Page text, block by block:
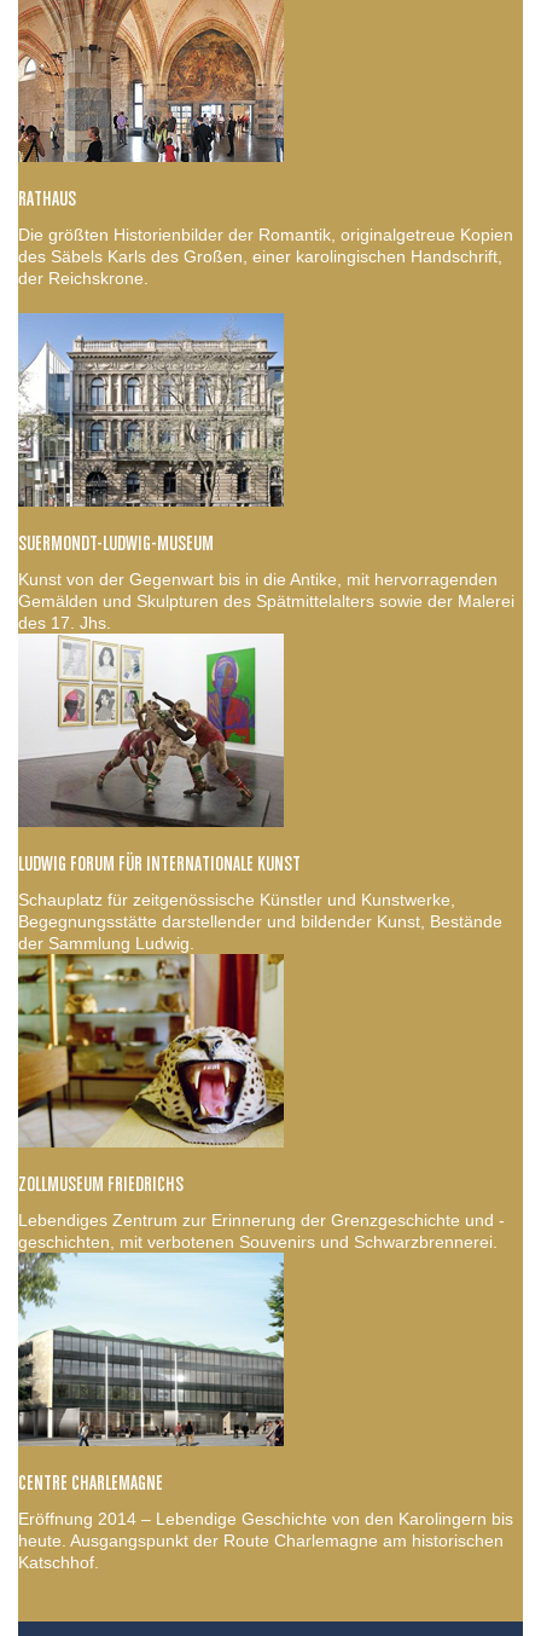
RATHAUS
Die größten Historienbilder der Romantik, originalgetreue Kopien
des Säbels Karls des Großen, einer karolingischen Handschrift,
der Reichskrone.
SUERMONDT-LUDWIG-MUSEUM
Kunst von der Gegenwart bis in die Antike, mit hervorragenden
Gemälden und Skulpturen des Spätmittelalters sowie der Malerei
des 17. Jhs.
LUDWIG FORUM FÜR INTERNATIONALE KUNST
Schauplatz für zeitgenössische Künstler und Kunstwerke,
Begegnungsstätte darstellender und bildender Kunst, Bestände
der Sammlung Ludwig.
ZOLLMUSEUM FRIEDRICHS
Lebendiges Zentrum zur Erinnerung der Grenzgeschichte und -
geschichten, mit verbotenen Souvenirs und Schwarzbrennerei.
CENTRE CHARLEMAGNE
Eröffnung 2014 – Lebendige Geschichte von den Karolingern bis
heute. Ausgangspunkt der Route Charlemagne am historischen
Katschhof.